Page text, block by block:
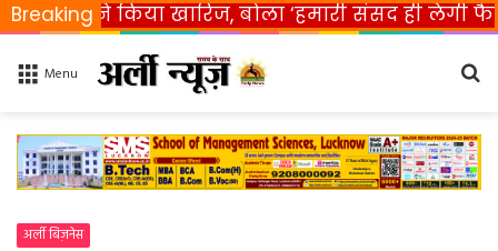
Breaking
ने किया खारिज, बोला ‘हमारी संसद ही लेगी फैसला’
Menu
अर्ली बिज़नेस